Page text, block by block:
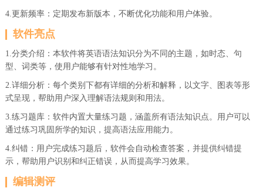
4.更新频率：定期发布新版本，不断优化功能和用户体验。
软件亮点
1.分类介绍：本软件将英语语法知识分为不同的主题，如时态、句
型、词类等，使用户能够有针对性地学习。
2.详细分析：每个类别下都有详细的分析和解释，以文字、图表等形
式呈现，帮助用户深入理解语法规则和用法。
3.练习题库：软件内置大量练习题，涵盖所有语法知识点。用户可以
通过练习巩固所学的知识，提高语法应用能力。
4.纠错：用户完成练习题后，软件会自动检查答案，并提供纠错提
示，帮助用户识别和纠正错误，从而提高学习效果。
编辑测评